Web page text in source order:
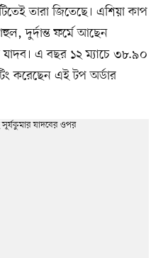
তারা জিতেছে। এশিয়া কাপ
দুর্দান্ত ফর্মে আছেন
যাদব। এ বছর ১২ ম্যাচে ৩৮.৯০
করেছেন এই টপ অর্ডার